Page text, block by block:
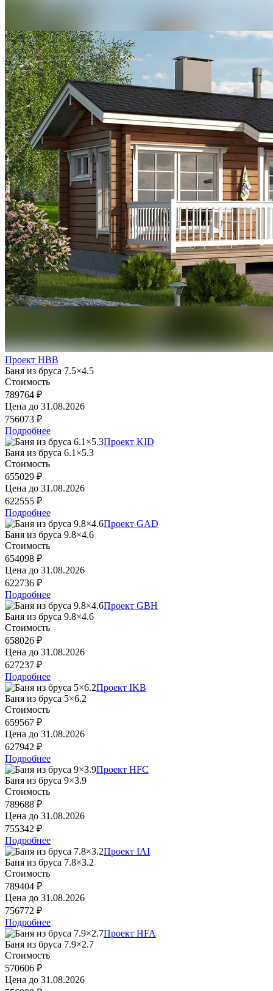
Проект HBB
Баня из бруса 7.5×4.5
Стоимость
789764 ₽
Цена до 31.08.2026
756073 ₽
Подробнее
Проект KID
Баня из бруса 6.1×5.3
Стоимость
655029 ₽
Цена до 31.08.2026
622555 ₽
Подробнее
Проект GAD
Баня из бруса 9.8×4.6
Стоимость
654098 ₽
Цена до 31.08.2026
622736 ₽
Подробнее
Проект GBH
Баня из бруса 9.8×4.6
Стоимость
658026 ₽
Цена до 31.08.2026
627237 ₽
Подробнее
Проект IKB
Баня из бруса 5×6.2
Стоимость
659567 ₽
Цена до 31.08.2026
627942 ₽
Подробнее
Проект HFC
Баня из бруса 9×3.9
Стоимость
789688 ₽
Цена до 31.08.2026
755342 ₽
Подробнее
Проект IAI
Баня из бруса 7.8×3.2
Стоимость
789404 ₽
Цена до 31.08.2026
756772 ₽
Подробнее
Проект HFA
Баня из бруса 7.9×2.7
Стоимость
570606 ₽
Цена до 31.08.2026